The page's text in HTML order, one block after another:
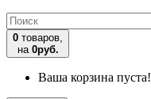
0 товаров,
на 0руб.
Ваша корзина пуста!